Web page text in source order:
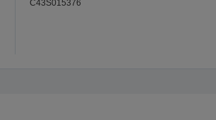
C43S015376